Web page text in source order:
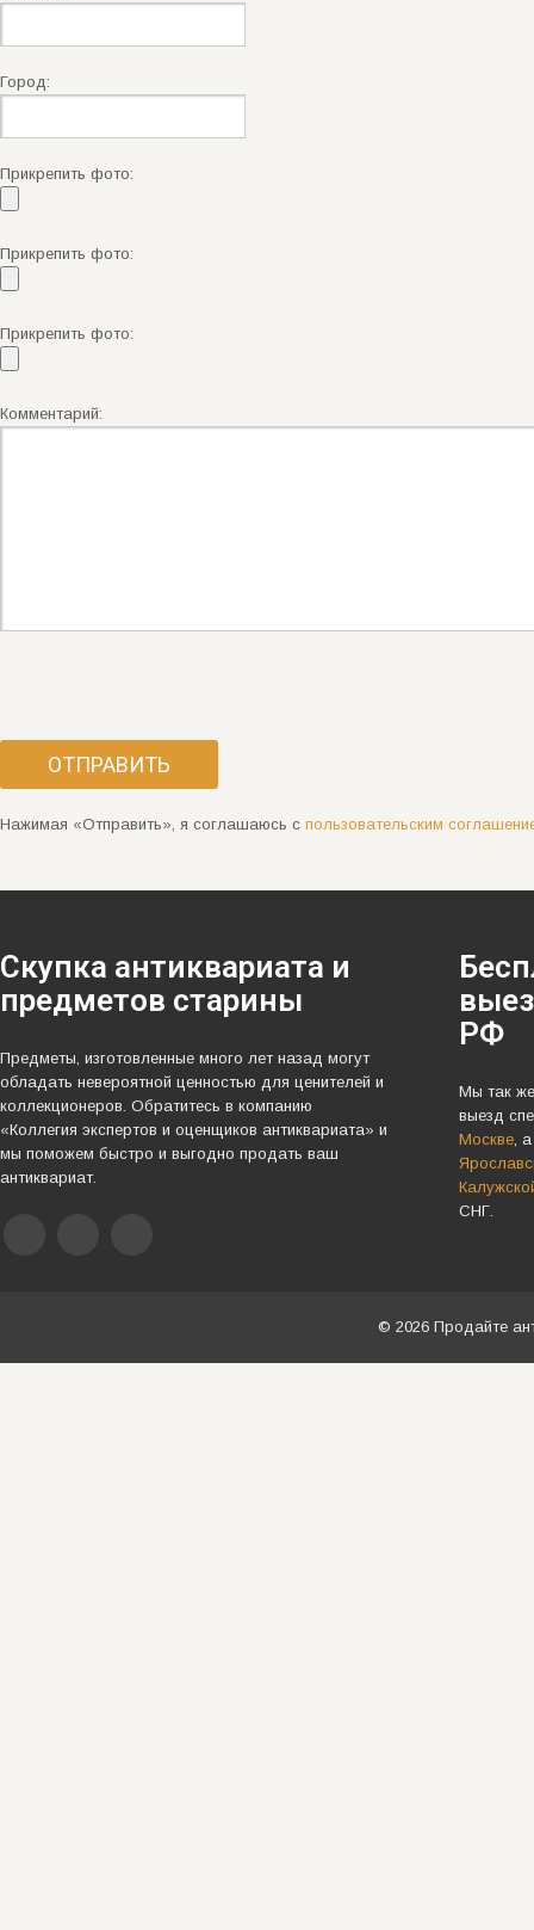
Город:
Прикрепить фото:
Прикрепить фото:
Прикрепить фото:
Комментарий:
Нажимая «Отправить», я соглашаюсь с пользовательским
Скупка антиквариата и
предметов старины
Предметы, изготовленные много лет назад могут
обладать невероятной ценностью для ценителей и
коллекционеров. Обратитесь в компанию
«Коллегия экспертов и оценщиков антиквариата» и
мы поможем быстро и выгодно продать ваш
антиквариат.
РФ
Мы так
выезд
Москве,
СНГ.
© 2026 Продайте